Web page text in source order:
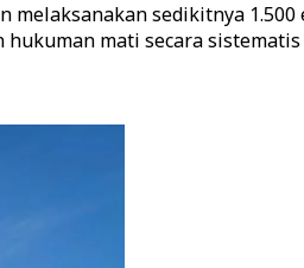
melaksanakan sedikitnya
mati secara